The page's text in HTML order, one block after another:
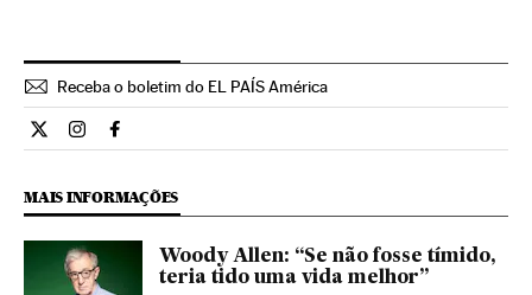
Receba o boletim do EL PAÍS América
Internacional El País Brasil en Twitter
Internacional El País Brasil en Instagram
Internacional El País Brasil en Facebook
MAIS INFORMAÇÕES
Woody Allen: “Se não fosse tímido,
teria tido uma vida melhor”